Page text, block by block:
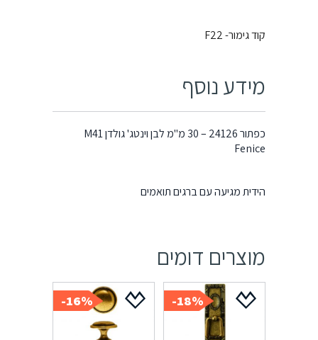
קוד גימור- F22
מידע נוסף
כפתור 24126 – 30 מ"מ לבן וינטג' גולדן M41
Fenice
הידית מגיעה עם ברגים תואמים
מוצרים דומים
18%-
16%-